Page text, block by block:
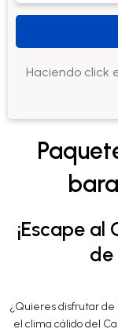
Haciendo click
¡Escape
de
¿Quieres disfrutar de
el clima cálido del